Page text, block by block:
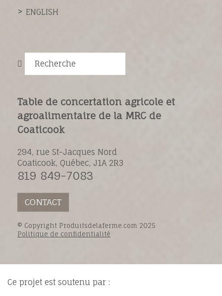
ENGLISH
Recherche
Table de concertation agricole et
agroalimentaire de la MRC de
Coaticook
294, rue St-Jacques Nord
Coaticook, Québec, J1A 2R3
819 849-7083
CONTACT
© Copyright Produitsdelaferme.com 2025
Politique de confidentialité
Ce projet est soutenu par :